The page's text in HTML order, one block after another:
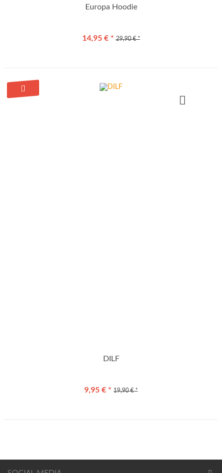
Europa Hoodie
14,95 € * 29,90 € *
DILF
9,95 € * 19,90 € *